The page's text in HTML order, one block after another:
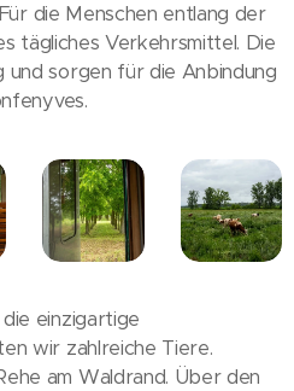
die Menschen entlang der
tägliches Verkehrsmittel. Die
und sorgen für die Anbindung
einzigartige
wir zahlreiche Tiere.
am Waldrand. Über den